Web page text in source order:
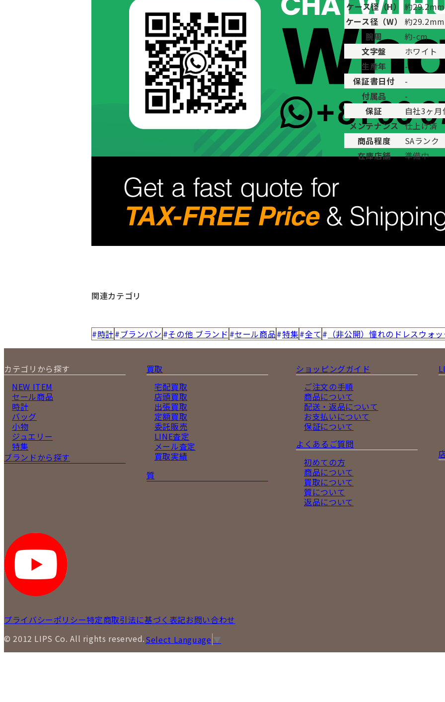
ケース径（H）
約29.2mm
ケース径（W）
約29.2mm
腕周
約-cm
文字盤
ホワイト
生産年
-
保証書日付
-
付属品
-
保証
自社3ヶ月
メンテナンス 仕上げ済
商品程度
SAランク
在庫店舗
準備中
関連カテゴリ
時計 ブランパン その他 ブランド セール商品 特集 全て （非公開）憧れのドレスウォ
カテゴリから探す
NEW ITEM
セール商品
時計
バッグ
小物
ジュエリー
特集
ブランドから探す
買取
宅配買取
店頭買取
出張買取
定額買取
委託販売
LINE査定
メール査定
買取実績
質
ショッピングガイド
ご注文の手順
商品について
配送・返品について
お支払いについて
保証について
よくあるご質問
初めての方
商品について
買取について
質について
返品について
プライバシーポリシー特定商取引法に基づく表記お問い合わせ
© 2012 LIPS Co. All rights reserved.Select Language ▼